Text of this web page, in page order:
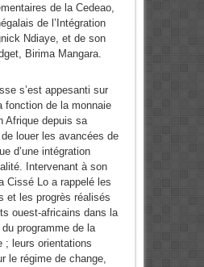
de la Cedeao,
de l’Intégration
Ndiaye, et de son
Birima Mangara.
s’est appesanti sur
fonction de la monnaie
Afrique depuis sa
louer les avancées de
d’une intégration
Intervenant à son
Cissé Lo a rappelé les
et les progrès réalisés
ouest-africains dans la
programme de la
; leurs orientations
le régime de change,